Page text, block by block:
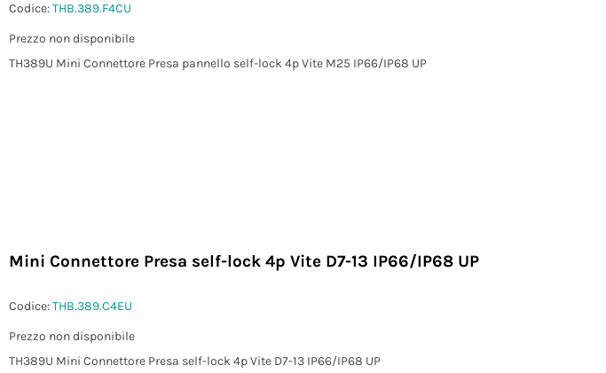
Codice:THB.389.F4CU
Prezzo non disponibile
TH389U Mini Connettore Presa pannello self-lock 4p Vite M25 IP66/IP68 UP
Mini Connettore Presa self-lock 4p Vite D7-13 IP66/IP68 UP
Codice:THB.389.C4EU
Prezzo non disponibile
TH389U Mini Connettore Presa self-lock 4p Vite D7-13 IP66/IP68 UP